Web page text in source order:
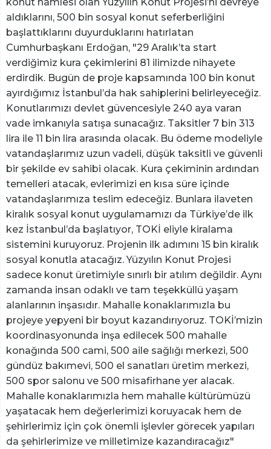
aldıklarını, 500 bin sosyal konut seferberliğini
başlattıklarını duyurduklarını hatırlatan
Cumhurbaşkanı Erdoğan, "29 Aralık’ta start
verdiğimiz kura çekimlerini 81 ilimizde nihayete
erdirdik. Bugün de proje kapsamında 100 bin konut
ayırdığımız İstanbul’da hak sahiplerini belirleyeceğiz.
Konutlarımızı devlet güvencesiyle 240 aya varan
vade imkanıyla satışa sunacağız. Taksitler 7 bin 313
lira ile 11 bin lira arasında olacak. Bu ödeme modeliyle
vatandaşlarımız uzun vadeli, düşük taksitli ve güvenli
bir şekilde ev sahibi olacak. Kura çekiminin ardından
temelleri atacak, evlerimizi en kısa süre içinde
vatandaşlarımıza teslim edeceğiz. Bunlara ilaveten
kiralık sosyal konut uygulamamızı da Türkiye’de ilk
kez İstanbul’da başlatıyor, TOKİ eliyle kiralama
sistemini kuruyoruz. Projenin ilk adımını 15 bin kiralık
sosyal konutla atacağız. Yüzyılın Konut Projesi
sadece konut üretimiyle sınırlı bir atılım değildir. Aynı
zamanda insan odaklı ve tam teşekküllü yaşam
alanlarının inşasıdır. Mahalle konaklarımızla bu
projeye yepyeni bir boyut kazandırıyoruz. TOKİ’mizin
koordinasyonunda inşa edilecek 500 mahalle
konağında 500 cami, 500 aile sağlığı merkezi, 500
gündüz bakımevi, 500 el sanatları üretim merkezi,
500 spor salonu ve 500 misafirhane yer alacak.
Mahalle konaklarımızla hem mahalle kültürümüzü
yaşatacak hem değerlerimizi koruyacak hem de
şehirlerimiz için çok önemli işlevler görecek yapıları
da şehirlerimize ve milletimize kazandıracağız"